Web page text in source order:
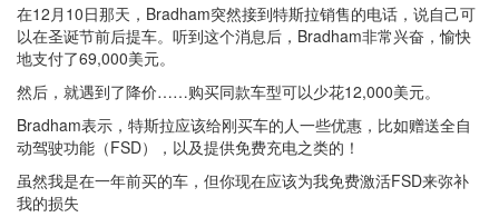
在12月10日那天，Bradham突然接到特斯拉销售的电话，说自己可
以在圣诞节前后提车。听到这个消息后，Bradham非常兴奋，愉快
地支付了69,000美元。
然后，就遇到了降价……购买同款车型可以少花12,000美元。
Bradham表示，特斯拉应该给刚买车的人一些优惠，比如赠送全自
动驾驶功能（FSD），以及提供免费充电之类的！
虽然我是在一年前买的车，但你现在应该为我免费激活FSD来弥补
我的损失